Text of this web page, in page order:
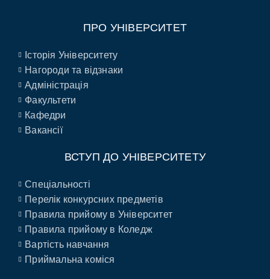
ПРО УНІВЕРСИТЕТ
Історія Університету
Нагороди та відзнаки
Адміністрація
Факультети
Кафедри
Вакансії
ВСТУП ДО УНІВЕРСИТЕТУ
Спеціальності
Перелік конкурсних предметів
Правила прийому в Університет
Правила прийому в Коледж
Вартість навчання
Приймальна коміся